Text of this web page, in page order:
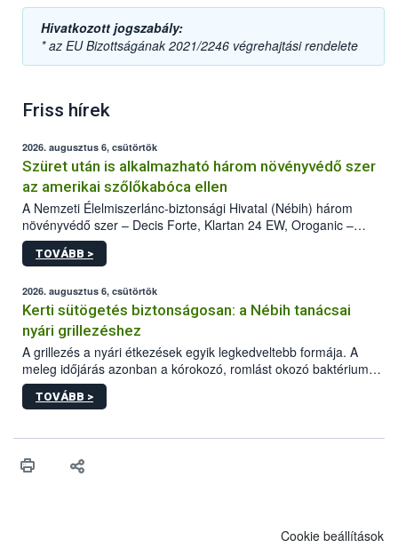
Hivatkozott jogszabály:
* az EU Bizottságának 2021/2246 végrehajtási rendelete
Friss hírek
2026. augusztus 6, csütörtök
Szüret után is alkalmazható három növényvédő szer
az amerikai szőlőkabóca ellen
A Nemzeti Élelmiszerlánc-biztonsági Hivatal (Nébih) három
növényvédő szer – Decis Forte, Klartan 24 EW, Oroganic –
engedélyokiratát módosította, így azok a szüretet követően,
egészen a vesszőérettség (BBCH 91) stádiumáig
érésű szőlőkben is legyen lehetőség a károsító elleni további
védekezésre. Az Oroganic készítmény kis kiszerelésben kiskerti
felhasználók számára is elérhető és ökológiai termesztésben is
engedélyezett.
TOVÁBB >
2026. augusztus 6, csütörtök
Kerti sütögetés biztonságosan: a Nébih tanácsai
nyári grillezéshez
A grillezés a nyári étkezések egyik legkedveltebb formája. A
meleg időjárás azonban a kórokozó, romlást okozó baktériumok
gyorsabb szaporodásának is kedvez. A szabadtéri sütögetés
ezért nem csupán a megfelelő sütési technikáról szól: legalább
higiéniai szabályok betartása, a megfelelő hőkezelés, valamint a
biztonsági Hivatal (Nébih) Oktatási Programja összegyűjtötte a
TOVÁBB >
Cookie beállítások